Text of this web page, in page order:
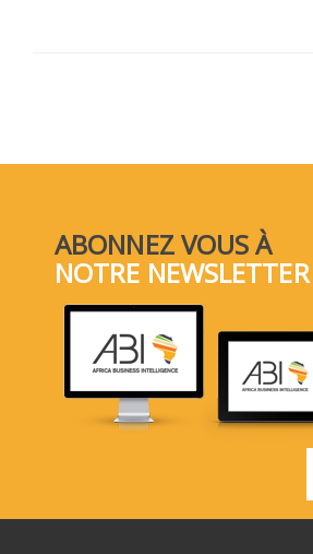
ABONNEZ VOUS À
NOTRE NEWSLETTER